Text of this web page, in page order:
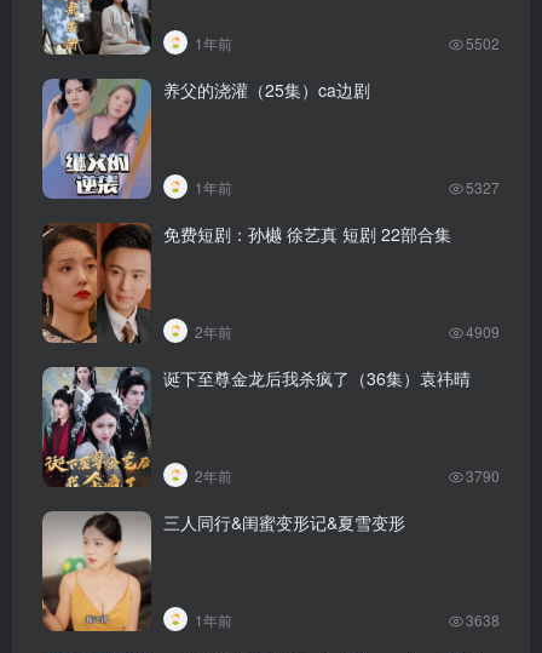
1年前 5502
养父的浇灌（25集）ca边剧
1年前 5327
免费短剧：孙樾 徐艺真 短剧 22部合集
2年前 4909
诞下至尊金龙后我杀疯了（36集）袁祎晴
2年前 3790
三人同行&闺蜜变形记&夏雪变形
1年前 3638